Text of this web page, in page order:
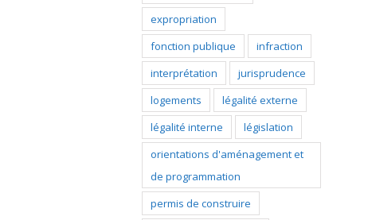
expropriation
fonction publique
infraction
interprétation
jurisprudence
logements
légalité externe
légalité interne
législation
orientations d'aménagement et
de programmation
permis de construire